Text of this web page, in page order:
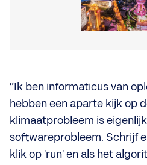
“Ik ben informaticus van
hebben een aparte kijk op
klimaatprobleem is
softwareprobleem. Schrijf
klik op 'run' en als het